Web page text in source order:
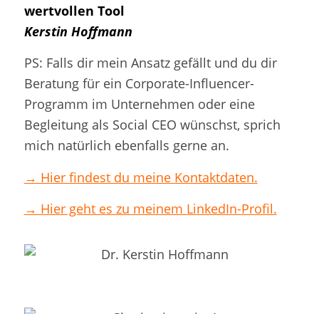
wertvollen Tool
Kerstin Hoffmann
PS: Falls dir mein Ansatz gefällt und du dir
Beratung für ein Corporate-Influencer-
Programm im Unternehmen oder eine
Begleitung als Social CEO wünschst, sprich
mich natürlich ebenfalls gerne an.
→ Hier findest du meine Kontaktdaten.
→ Hier geht es zu meinem LinkedIn-Profil.